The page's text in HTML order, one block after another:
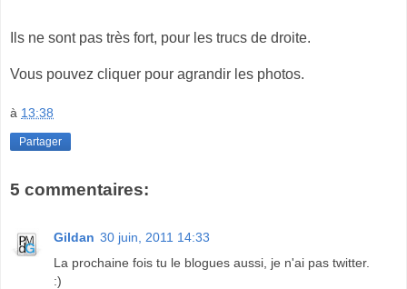
Ils ne sont pas très fort, pour les trucs de droite.
Vous pouvez cliquer pour agrandir les photos.
à 13:38
Partager
5 commentaires:
Gildan 30 juin, 2011 14:33
La prochaine fois tu le blogues aussi, je n'ai pas twitter.
:)